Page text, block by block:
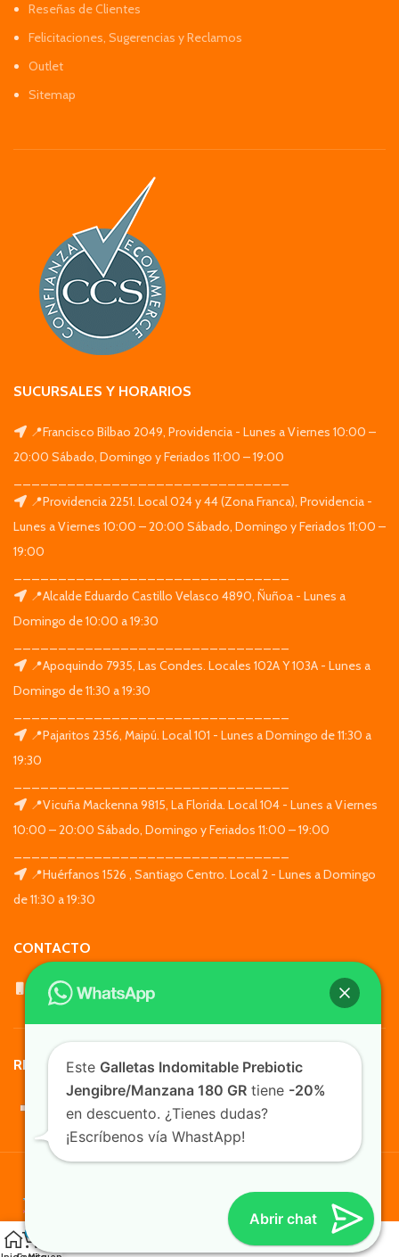
Reseñas de Clientes
Felicitaciones, Sugerencias y Reclamos
Outlet
Sitemap
SUCURSALES Y HORARIOS
📍Francisco Bilbao 2049, Providencia - Lunes a Viernes 10:00 –
20:00 Sábado, Domingo y Feriados 11:00 – 19:00
📍Providencia 2251. Local 024 y 44 (Zona Franca), Providencia -
Lunes a Viernes 10:00 – 20:00 Sábado, Domingo y Feriados 11:00 –
19:00
📍Alcalde Eduardo Castillo Velasco 4890, Ñuñoa - Lunes a
Domingo de 10:00 a 19:30
📍Apoquindo 7935, Las Condes. Locales 102A Y 103A - Lunes a
Domingo de 11:30 a 19:30
📍Pajaritos 2356, Maipú. Local 101 - Lunes a Domingo de 11:30 a
19:30
📍Vicuña Mackenna 9815, La Florida. Local 104 - Lunes a Viernes
10:00 – 20:00 Sábado, Domingo y Feriados 11:00 – 19:00
📍Huérfanos 1526 , Santiago Centro. Local 2 - Lunes a Domingo
de 11:30 a 19:30
CONTACTO
WhatsApp: +569 7564 4676
REDES SOCIALES
TusMascotas.cl
Abrir chat
Este Galletas Indomitable Prebiotic
Jengibre/Manzana 180 GR tiene -20%
en descuento. ¿Tienes dudas?
¡Escríbenos vía WhastApp!